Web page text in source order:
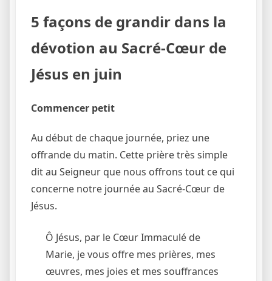
5 façons de grandir dans la
dévotion au Sacré-Cœur de
Jésus en juin
Commencer petit
Au début de chaque journée, priez une
offrande du matin. Cette prière très simple
dit au Seigneur que nous offrons tout ce qui
concerne notre journée au Sacré-Cœur de
Jésus.
Ô Jésus, par le Cœur Immaculé de
Marie, je vous offre mes prières, mes
œuvres, mes joies et mes souffrances